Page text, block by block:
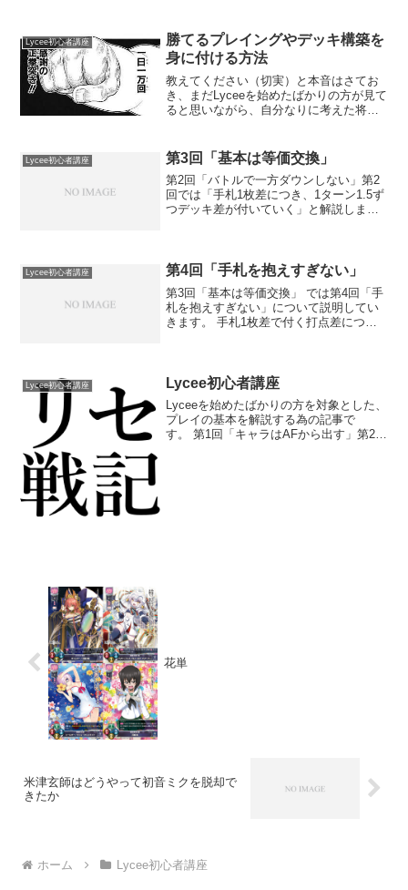
のDPは3なのでこのまま攻撃しても相手
の桃はバトルの...
Lycee初心者講座
勝てるプレイングやデッキ構築を
身に付ける方法
教えてください（切実）と本音はさてお
き、まだLyceeを始めたばかりの方が見て
ると思いながら、自分なりに考えた将来
ままに書いてみようと思います。つまり
精神論ってことだよ...
Lycee初心者講座 第3回「基本は等価交換」
第2回「バトルで一方ダウンしない」第2
回では「手札1枚差につき、1ターン1.5ず
つデッキ差が付いていく」と解説しまし
グレッシブで...
Lycee初心者講座 第4回「手札を抱えすぎない」
第3回「基本は等価交換」 では第4回「手
札を抱えすぎない」について説明してい
きます。 手札1枚差で付く打点差につい
例えば相手が3ハン...
Lycee初心者講座 Lycee初心者講座
Lyceeを始めたばかりの方を対象とした、
プレイの基本を解説する為の記事で
す。 第1回「キャラはAFから出す」第2回
花単
米津玄師はどうやって初音ミクを脱却で
きたか
ホーム Lycee初心者講座